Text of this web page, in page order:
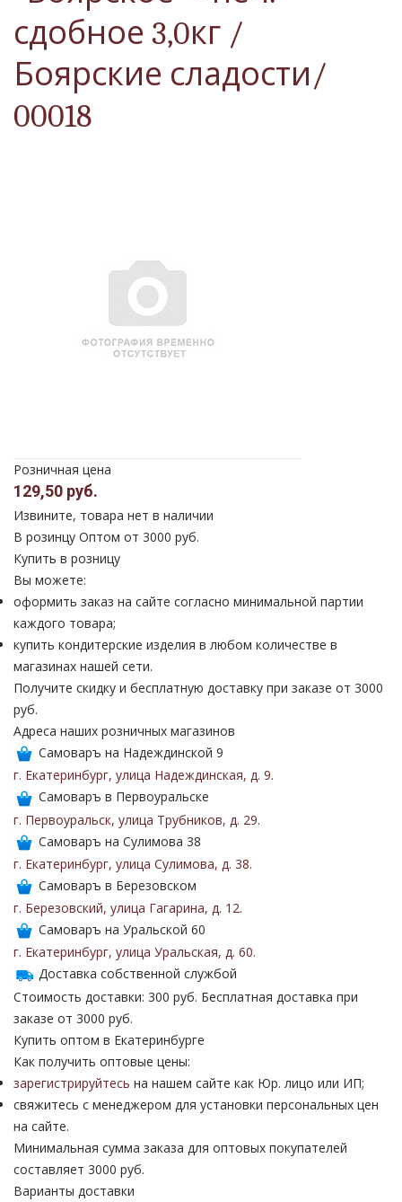
сдобное 3,0кг /
Боярские сладости/
00018
Розничная цена
129,50 руб.
Извините, товара нет в наличии
В розинцу Оптом от 3000 руб.
Купить в розницу
Вы можете:
оформить заказ на сайте согласно минимальной партии
каждого товара;
купить кондитерские изделия в любом количестве в
магазинах нашей сети.
Получите скидку и бесплатную доставку при заказе от 3000
руб.
Адреса наших розничных магазинов
Самоваръ на Надеждинской 9
г. Екатеринбург, улица Надеждинская, д. 9.
Самоваръ в Первоуральске
г. Первоуральск, улица Трубников, д. 29.
Самоваръ на Сулимова 38
г. Екатеринбург, улица Сулимова, д. 38.
Самоваръ в Березовском
г. Березовский, улица Гагарина, д. 12.
Самоваръ на Уральской 60
г. Екатеринбург, улица Уральская, д. 60.
Доставка собственной службой
Стоимость доставки: 300 руб. Бесплатная доставка при
заказе от 3000 руб.
Купить оптом в Екатеринбурге
Как получить оптовые цены:
зарегистрируйтесь на нашем сайте как Юр. лицо или ИП;
свяжитесь с менеджером для установки персональных цен
на сайте.
Минимальная сумма заказа для оптовых покупателей
составляет 3000 руб.
Варианты доставки